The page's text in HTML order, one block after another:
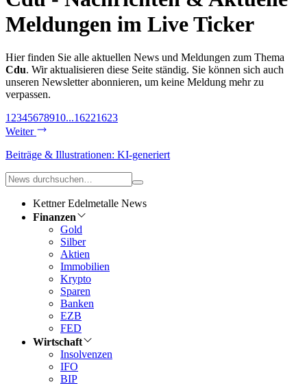
Meldungen im Live Ticker
Hier finden Sie alle aktuellen News und Meldungen zum Thema
Cdu. Wir aktualisieren diese Seite ständig. Sie können sich auch
unseren Newsletter abonnieren, um keine Meldung mehr zu
verpassen.
1 2345678910...16221623
Weiter
Beiträge & Illustrationen: KI-generiert
Kettner Edelmetalle News
Finanzen
Gold
Silber
Aktien
Immobilien
Krypto
Sparen
Banken
EZB
FED
Wirtschaft
Insolvenzen
IFO
BIP